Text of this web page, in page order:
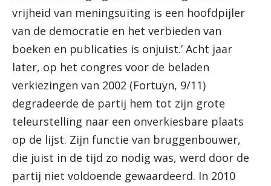
vrijheid van meningsuiting is een hoofdpijler
van de democratie en het verbieden van
boeken en publicaties is onjuist.’ Acht jaar
later, op het congres voor de beladen
verkiezingen van 2002 (Fortuyn, 9/11)
degradeerde de partij hem tot zijn grote
teleurstelling naar een onverkiesbare plaats
op de lijst. Zijn functie van bruggenbouwer,
die juist in de tijd zo nodig was, werd door de
partij niet voldoende gewaardeerd. In 2010